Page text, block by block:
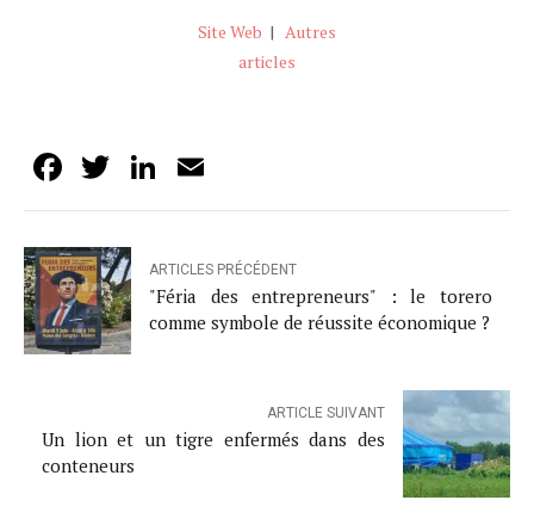
Site Web | Autres
articles
Facebook
TwitterLinkedIn
ARTICLES PRÉCÉDENT
"Féria des entrepreneurs" : le torero
comme symbole de réussite économique ?
ARTICLE SUIVANT
Un lion et un tigre enfermés dans des
conteneurs